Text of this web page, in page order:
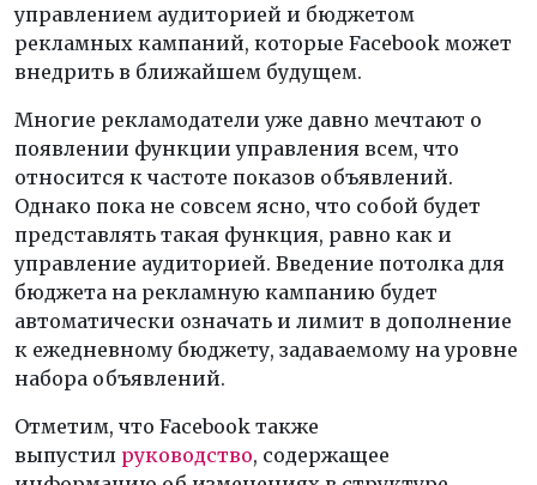
управлением аудиторией и бюджетом
рекламных кампаний, которые Facebook может
внедрить в ближайшем будущем.
Многие рекламодатели уже давно мечтают о
появлении функции управления всем, что
относится к частоте показов объявлений.
Однако пока не совсем ясно, что собой будет
представлять такая функция, равно как и
управление аудиторией. Введение потолка для
бюджета на рекламную кампанию будет
автоматически означать и лимит в дополнение
к ежедневному бюджету, задаваемому на уровне
набора объявлений.
Отметим, что Facebook также
выпустил руководство, содержащее